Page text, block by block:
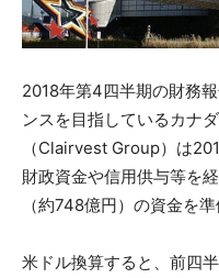
2018年第4四半期の財務
ンスを目指しているカナ
（Clairvest Group）は
財政資金や信用供与等を
（約748億円）の資金を
米ドル換算すると、前四